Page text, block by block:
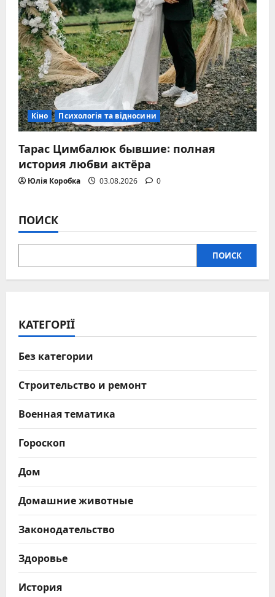
Кіно Психологія та відносини
Тарас Цимбалюк бывшие: полная
история любви актёра
Юлія Коробка 03.08.2026 0
ПОИСК
ПОИСК
КАТЕГОРІЇ
Без категории
Строительство и ремонт
Военная тематика
Гороскоп
Дом
Домашние животные
Законодательство
Здоровье
История